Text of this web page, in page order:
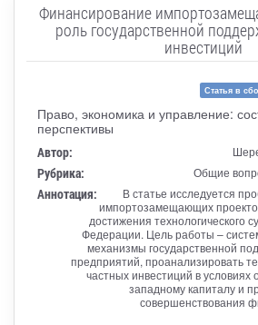
Финансирование
роль государственной
инвестиций
Статья в
Право, экономика и управление:
перспективы
Автор:
Рубрика: Общие
Аннотация:
В статье исследуется
импортозамещающих
достижения технологического
Федерации. Цель работы –
механизмы государственной
предприятий, проанализировать
частных инвестиций в условиях
западному капиталу и
совершенствования